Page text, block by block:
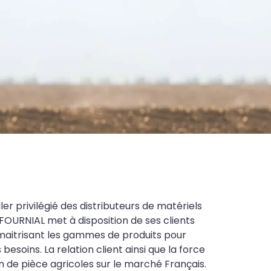
privilégié des distributeurs de matériels
met à disposition de ses clients
les gammes de produits pour
La relation client ainsi que la force
de pièce agricoles sur le marché Français.